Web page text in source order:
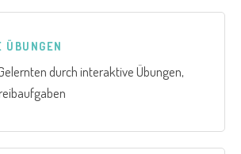
durch interaktive Übungen,